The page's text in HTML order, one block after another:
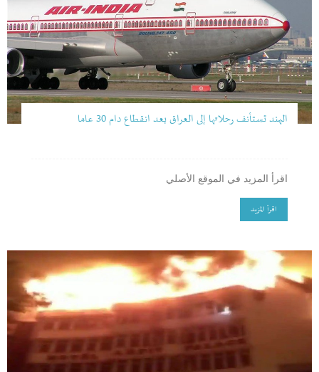
الهند تستأنف رحلاتها إلى العراق بعد انقطاع دام 30 عاما
اقرأ المزيد في الموقع الأصلي
اقرأ المزيد